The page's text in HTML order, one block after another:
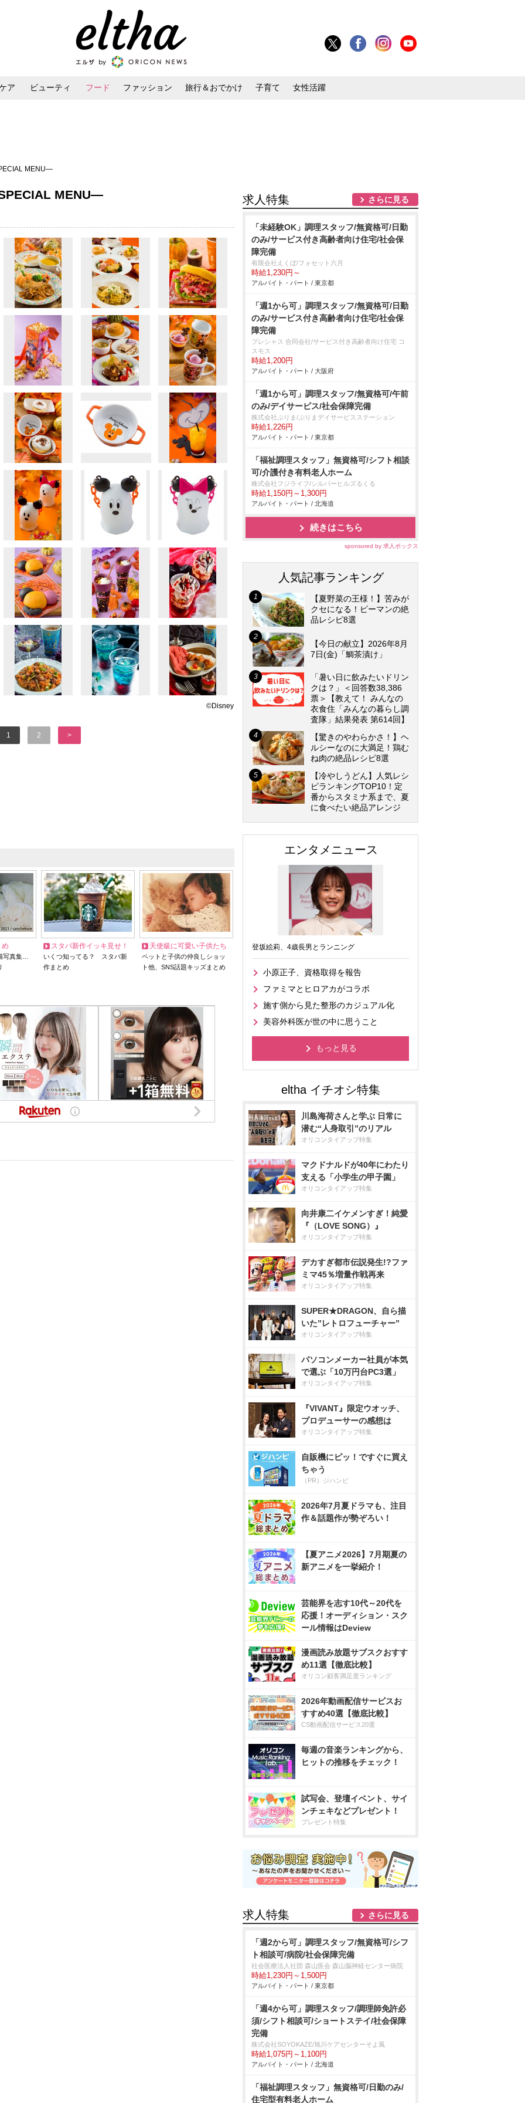
ア ビューティ フード ファッション 旅行＆おでかけ 子育て 女性活躍
MENU―
MENU―
©Disney
1 2 >
め
写真集…
スタバ新作イッキ見せ！
いくつ知ってる？ スタバ新
作まとめ
天使級に可愛い子供たち
ペットと子供の仲良しショッ
ト他、SNS話題キッズまとめ
求人特集 さらに見る
「未経験OK」調理スタッフ/無資格可/日勤
のみ/サービス付き高齢者向け住宅/社会保
障完備
有限会社えくぼ/フォセット六月
時給1,230円～
アルバイト・パート / 東京都
「週1から可」調理スタッフ/無資格可/日勤
のみ/サービス付き高齢者向け住宅/社会保
障完備
プレシャス 合同会社/サービス付き高齢者向け住宅 コ
スモス
時給1,200円
アルバイト・パート / 大阪府
「週1から可」調理スタッフ/無資格可/午前
のみ/デイサービス/社会保障完備
株式会社ぷりま/ぷりまデイサービスステーション
時給1,226円
アルバイト・パート / 東京都
「福祉調理スタッフ」無資格可/シフト相談
可/介護付き有料老人ホーム
株式会社フジライフ/シルバーヒルズるくる
時給1,150円～1,300円
アルバイト・パート / 北海道
続きはこちら
sponsored by 求人ボックス
人気記事ランキング
【夏野菜の王様！】苦みが
クセになる！ピーマンの絶
品レシピ8選
【今日の献立】2026年8月
7日(金)「鯛茶漬け」
「暑い日に飲みたいドリン
クは？」＜回答数38,386
票＞【教えて！ みんなの
衣食住「みんなの暮らし調
査隊」結果発表 第614回】
【驚きのやわらかさ！】ヘ
ルシーなのに大満足！鶏む
ね肉の絶品レシピ8選
【冷やしうどん】人気レシ
ピランキングTOP10！定
番からスタミナ系まで、夏
に食べたい絶品アレンジ
エンタメニュース
登坂絵莉、4歳長男とランニング
小原正子、資格取得を報告
ファミマとヒロアカがコラボ
施す側から見た整形のカジュアル化
美容外科医が世の中に思うこと
もっと見る
川島海荷さんと学ぶ 日常に
潜む“人身取引”のリアル
オリコンタイアップ特集
マクドナルドが40年にわたり
支える「小学生の甲子園」
オリコンタイアップ特集
向井康二イケメンすぎ！純愛
『（LOVE SONG）』
オリコンタイアップ特集
デカすぎ都市伝説発生!?ファ
ミマ45％増量作戦再来
オリコンタイアップ特集
SUPER★DRAGON、自ら描
いた”レトロフューチャー”
オリコンタイアップ特集
パソコンメーカー社員が本気
で選ぶ「10万円台PC3選」
オリコンタイアップ特集
『VIVANT』限定ウオッチ、
プロデューサーの感想は
オリコンタイアップ特集
自販機にピッ！ですぐに買え
ちゃう
（PR）ジハンピ
2026年7月夏ドラマも、注目
作＆話題作が勢ぞろい！
【夏アニメ2026】7月期夏の
新アニメを一挙紹介！
芸能界を志す10代～20代を
応援！オーディション・スク
ール情報はDeview
漫画読み放題サブスクおすす
め11選【徹底比較】
オリコン顧客満足度ランキング
2026年動画配信サービスお
すすめ40選【徹底比較】
CS動画配信サービス20選
毎週の音楽ランキングから、
ヒットの推移をチェック！
試写会、登壇イベント、サイ
ンチェキなどプレゼント！
プレゼント特集
求人特集 さらに見る
「週2から可」調理スタッフ/無資格可/シフ
ト相談可/病院/社会保障完備
社会医療法人社団 森山医会 森山脳神経センター病院
時給1,230円～1,500円
アルバイト・パート / 東京都
「週4から可」調理スタッフ/調理師免許必
須/シフト相談可/ショートステイ/社会保障
完備
株式会社SOYOKAZE/旭川ケアセンターそよ風
時給1,075円～1,100円
アルバイト・パート / 北海道
「福祉調理スタッフ」無資格可/日勤のみ/
住宅型有料老人ホーム